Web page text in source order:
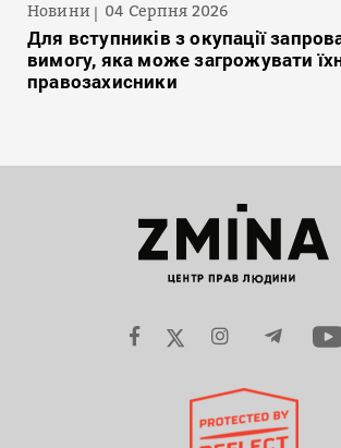
Новини 04 Серпня 2026
Для вступників з окупації
вимогу, яка може загрожувати
правозахисники